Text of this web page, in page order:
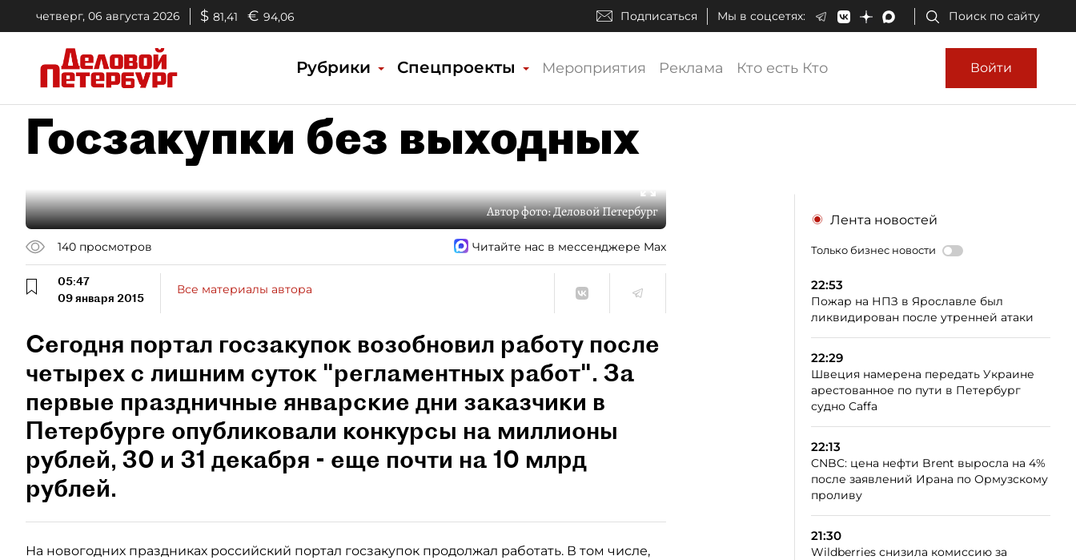
четверг, 06 августа 2026 $ 81,41 € 94,06 Подписаться Мы в соцсетях: Поиск по сайту
Рубрики Спецпроекты Мероприятия Реклама Кто есть Кто Войти
Госзакупки без выходных
Автор фото:Деловой Петербург
140 просмотров Читайте нас в мессенджере Max
05:47
09 января 2015
Все материалы автора
Сегодня портал госзакупок возобновил работу после
четырех с лишним суток "регламентных работ". За
первые праздничные январские дни заказчики в
Петербурге опубликовали конкурсы на миллионы
рублей, 30 и 31 декабря - еще почти на 10 млрд
рублей.
На новогодних праздниках российский портал госзакупок продолжал работать. В том числе,
Лента новостей
Только бизнес новости
22:53
Пожар на НПЗ в Ярославле был
ликвидирован после утренней атаки
22:29
Швеция намерена передать Украине
арестованное по пути в Петербург
судно Caffa
22:13
CNBC: цена нефти Brent выросла на 4%
после заявлений Ирана по Ормузскому
проливу
21:30
Wildberries снизила комиссию за